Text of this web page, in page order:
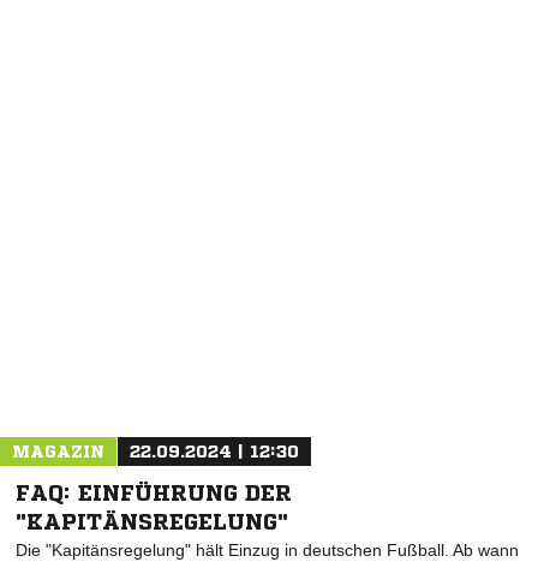
MAGAZIN 22.09.2024 | 12:30
FAQ: EINFÜHRUNG DER
"KAPITÄNSREGELUNG"
Die "Kapitänsregelung" hält Einzug in deutschen Fußball. Ab wann